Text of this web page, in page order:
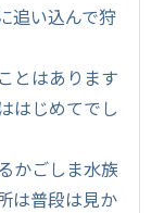
追い込んで狩
とはあります
はじめてでし
かごしま水族
は普段は見か